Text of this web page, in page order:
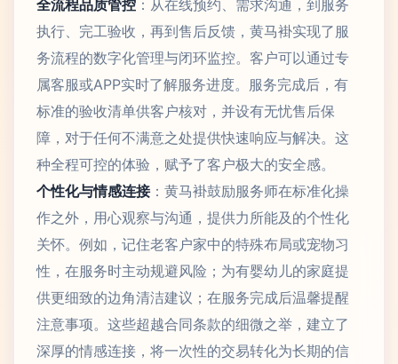
全流程品质管控 ：从在线预约、需求沟通，到服务
执行、完工验收，再到售后反馈，黄马褂实现了服
务流程的数字化管理与闭环监控。客户可以通过专
属客服或APP实时了解服务进度。服务完成后，有
标准的验收清单供客户核对，并设有无忧售后保
障，对于任何不满意之处提供快速响应与解决。这
种全程可控的体验，赋予了客户极大的安全感。
个性化与情感连接：黄马褂鼓励服务师在标准化操
作之外，用心观察与沟通，提供力所能及的个性化
关怀。例如，记住老客户家中的特殊布局或宠物习
性，在服务时主动规避风险；为有婴幼儿的家庭提
供更细致的边角清洁建议；在服务完成后温馨提醒
注意事项。这些超越合同条款的细微之举，建立了
深厚的情感连接，将一次性的交易转化为长期的信